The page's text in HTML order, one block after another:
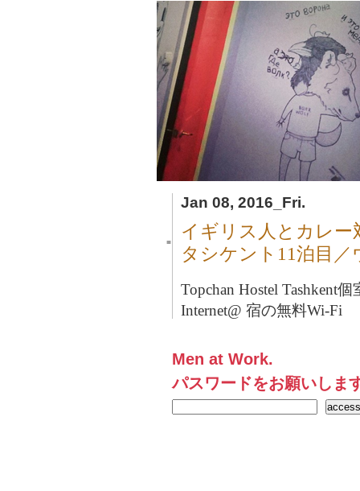
Jan 08, 2016_Fri.
■
イギリス人とカレー
タシケント11泊目
Topchan Hostel Tashkent個
Internet@ 宿の無料Wi-Fi
Men at Work.
パスワードをお願いしま